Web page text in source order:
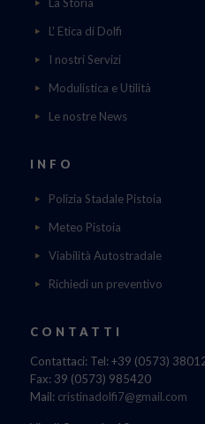
L' Etica di Dolfi
I nostri Servizi
Modulistica e Utilità
Le nostre News
INFO
Polizia Stadale Pistoia
Meteo Pistoia
Viabilità Autostradale
Richiedi un preventivo
CONTATTI
Contattaci: Tel: +39 (0573)
Fax: 39 (0573) 985420
Mail: cristinadolfi7@gmail.com